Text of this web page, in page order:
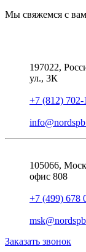
Мы свяжемся с
197022,
ул., 3К
+7 (812) 702-
105066,
офис 808
+7 (499) 678
Заказать звонок